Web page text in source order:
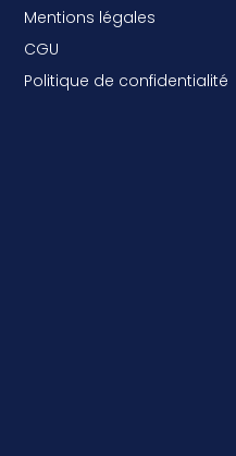
Mentions légales
CGU
Politique de confidentialité